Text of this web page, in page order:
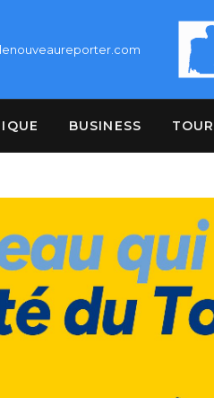
BUSINESS